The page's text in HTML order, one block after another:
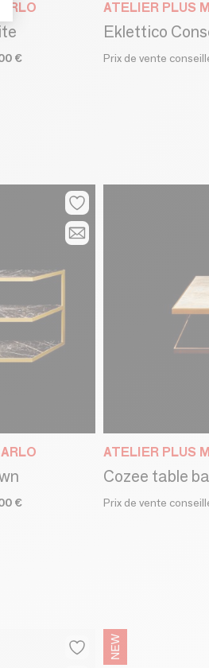
€
ATELIER PLUS
Eklettico
Prix de vente
€
ATELIER PLUS
Cozee table
Prix de vente